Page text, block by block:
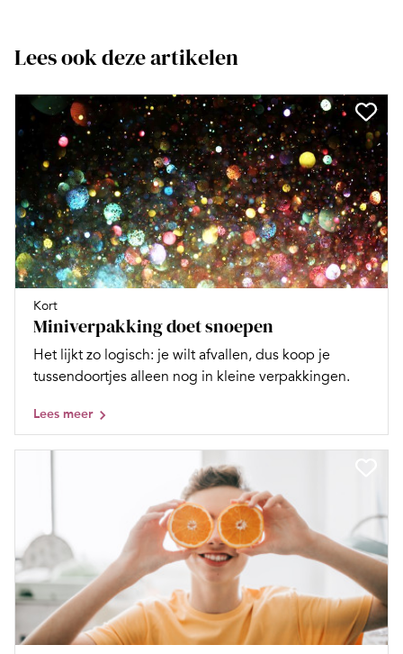
Lees ook deze artikelen
Kort
Miniverpakking doet snoepen
Het lijkt zo logisch: je wilt afvallen, dus koop je
tussendoortjes alleen nog in kleine verpakkingen.
Lees meer